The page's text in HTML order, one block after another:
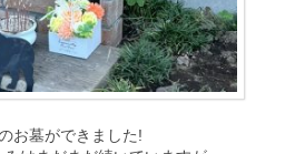
お墓ができました!